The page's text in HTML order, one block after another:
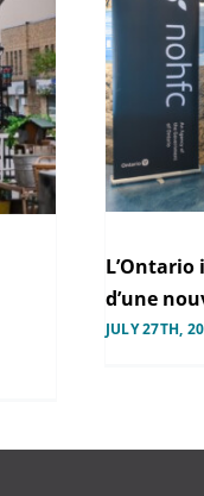
L’Ontario
d’une
JULY 27TH,